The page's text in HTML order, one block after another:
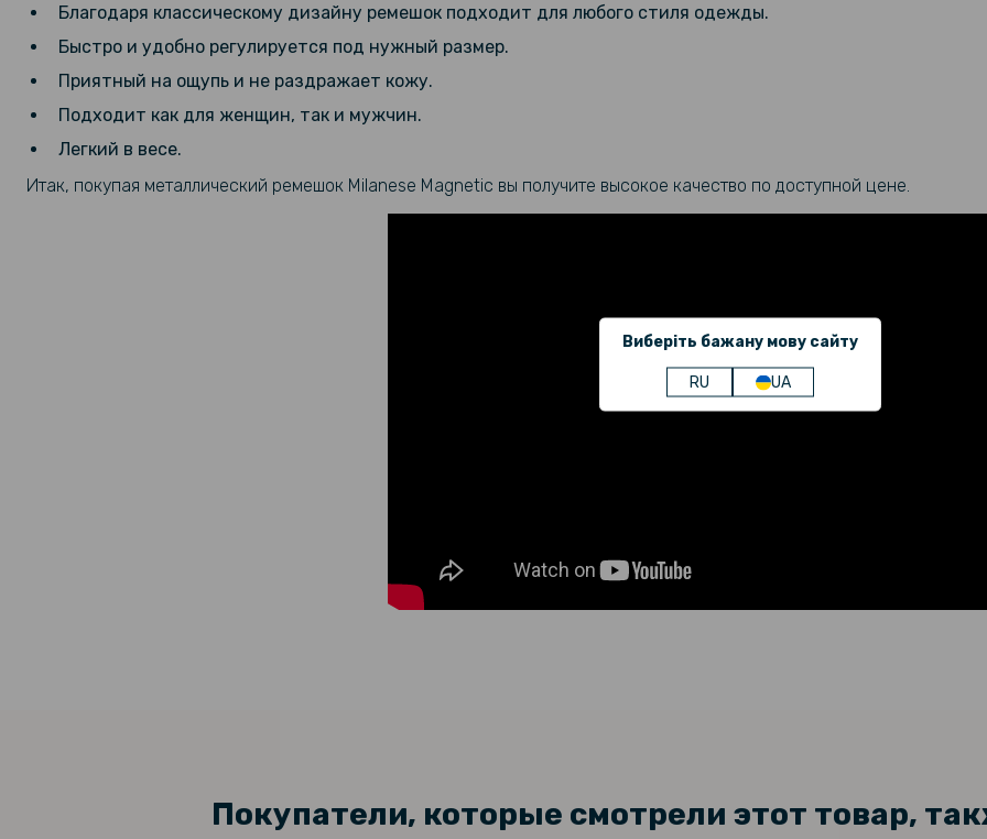
Виберіть бажану мову сайту
RU UA
Благодаря классическому дизайну ремешок подходит для любого стиля одежды.
Быстро и удобно регулируется под нужный размер.
Приятный на ощупь и не раздражает кожу.
Подходит как для женщин, так и мужчин.
Легкий в весе.
Итак, покупая металлический ремешок Milanese Magnetic вы получите высокое качество по доступной цене.
Покупатели, которые смотрели этот товар,